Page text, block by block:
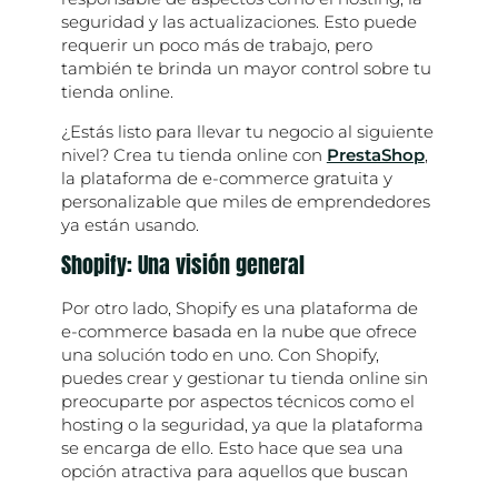
seguridad y las actualizaciones. Esto puede
requerir un poco más de trabajo, pero
también te brinda un mayor control sobre tu
tienda online.
¿Estás listo para llevar tu negocio al siguiente
nivel? Crea tu tienda online con PrestaShop,
la plataforma de e-commerce gratuita y
personalizable que miles de emprendedores
ya están usando.
Shopify: Una visión general
Por otro lado, Shopify es una plataforma de
e-commerce basada en la nube que ofrece
una solución todo en uno. Con Shopify,
puedes crear y gestionar tu tienda online sin
preocuparte por aspectos técnicos como el
hosting o la seguridad, ya que la plataforma
se encarga de ello. Esto hace que sea una
opción atractiva para aquellos que buscan